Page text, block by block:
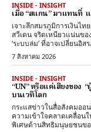
INSIDE - INSIGHT
เมื่อ “สแกน” มาแทนที่
เจาะลึกสมรภูมิการเงินไ
สวีเดน จริตเหนียวแน่นขอ
‘ระบบล่ม’ ที่อาจเปลี่ยนอิ
7 สิงหาคม 2026
INSIDE - INSIGHT
“UN” หรือแค่เสียงของ
บนเวทีโลก
กระแสข่าวในสื่อสังคมออ
ความเข้าใจคลาดเคลื่อน
พิเศษด้านสิทธิมนุษยชนข